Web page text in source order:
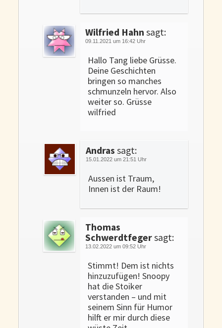
Wilfried Hahn sagt:
09.11.2021 um 16:42 Uhr
Hallo Tang liebe Grüsse.
Deine Geschichten
bringen so manches
schmunzeln hervor. Also
weiter so. Grüsse
wilfried
Andras sagt:
15.01.2022 um 21:51 Uhr
Aussen ist Traum,
Innen ist der Raum!
Thomas
Schwerdtfegersagt:
13.02.2022 um 09:52 Uhr
Stimmt! Dem ist nichts
hinzuzufügen! Snoopy
hat die Stoiker
verstanden – und mit
seinem Sinn für Humor
hilft er mir durch diese